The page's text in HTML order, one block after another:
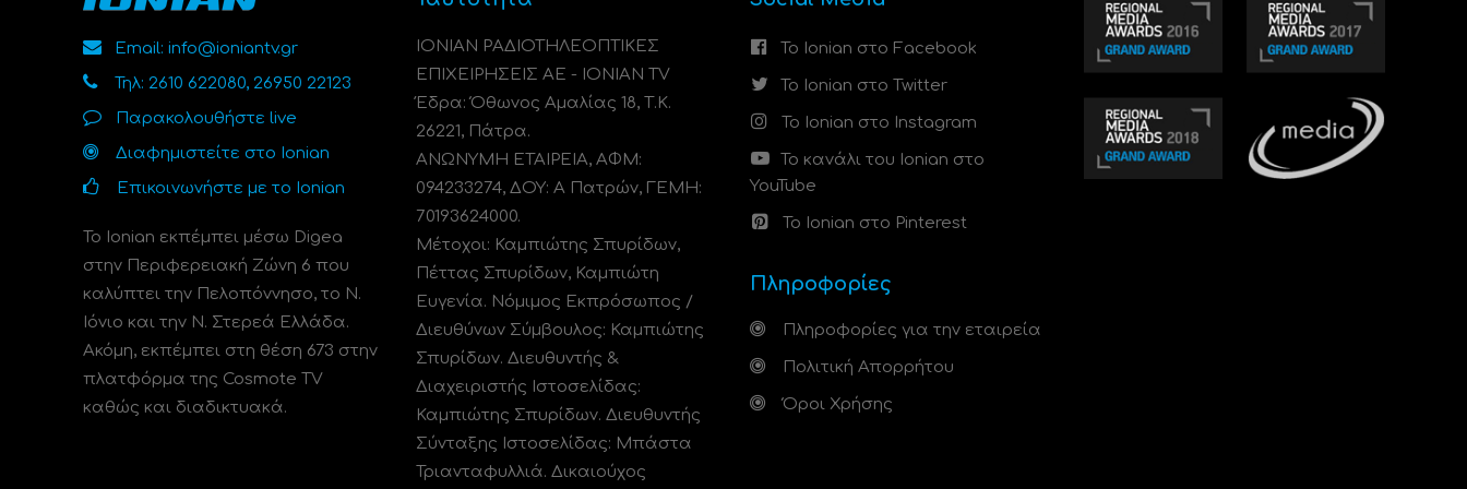
Email: info@ioniantv.gr
Τηλ: 2610 622080, 26950 22123
Παρακολουθήστε live
Διαφημιστείτε στο Ionian
Επικοινωνήστε με το Ionian
Το Ionian εκπέμπει μέσω Digea
στην Περιφερειακή Ζώνη 6 που
καλύπτει την Πελοπόννησο, το N.
Ιόνιο και την Ν. Στερεά Ελλάδα.
Ακόμη, εκπέμπει στη θέση 673 στην
πλατφόρμα της Cosmote TV
καθώς και διαδικτυακά.
ΙΟΝΙΑΝ ΡΑΔΙΟΤΗΛΕΟΠΤΙΚΕΣ
ΕΠΙΧΕΙΡΗΣΕΙΣ ΑΕ - IONIAN TV
Έδρα: Όθωνος Αμαλίας 18, Τ.Κ.
26221, Πάτρα.
ΑΝΩΝΥΜΗ ΕΤΑΙΡΕΙΑ, ΑΦΜ:
094233274, ΔΟΥ: A Πατρών, ΓΕΜΗ:
70193624000.
Μέτοχοι: Καμπιώτης Σπυρίδων,
Πέττας Σπυρίδων, Καμπιώτη
Ευγενία. Νόμιμος Εκπρόσωπος /
Διευθύνων Σύμβουλος: Καμπιώτης
Σπυρίδων. Διευθυντής &
Διαχειριστής Ιστοσελίδας:
Καμπιώτης Σπυρίδων. Διευθυντής
Σύνταξης Ιστοσελίδας: Μπάστα
Τριανταφυλλιά. Δικαιούχος
Το Ionian στο Facebook
Το Ionian στο Twitter
Το Ionian στο Instagram
Το κανάλι του Ionian στο
YouTube
Το Ionian στο Pinterest
Πληροφορίες
Πληροφορίες για την εταιρεία
Πολιτική Απορρήτου
Όροι Χρήσης